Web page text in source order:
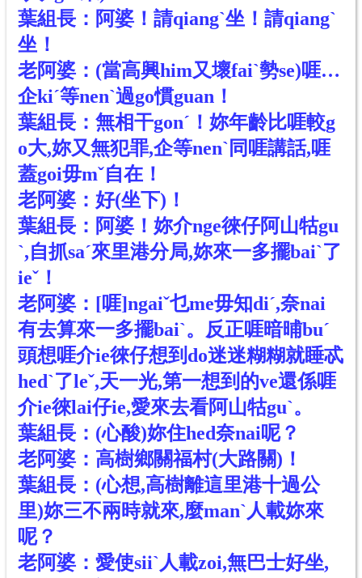
葉組長：阿婆！請qiangˋ坐！請qiangˋ
坐！
老阿婆：(當高興him又壞faiˋ勢se)啀…
企kiˊ等nenˋ過go慣guan！
葉組長：無相干gonˊ！妳年齡比啀較g
o大,妳又無犯罪,企等nenˋ同啀講話,啀
蓋goi毋mˇ自在！
老阿婆：好(坐下)！
葉組長：阿婆！妳介nge徠仔阿山牯gu
ˋ,自抓saˊ來里港分局,妳來一多擺baiˋ了
ieˇ！
老阿婆：[啀]ngaiˇ乜me毋知diˊ,奈nai
有去算來一多擺baiˋ。反正啀暗晡buˊ
頭想啀介ie徠仔想到do迷迷糊糊就睡忒
hedˋ了leˇ,天一光,第一想到的ve還係啀
介ie徠lai仔ie,愛來去看阿山牯guˋ。
葉組長：(心酸)妳住hed奈nai呢？
老阿婆：高樹鄉關福村(大路關)！
葉組長：(心想,高樹離這里港十過公
里)妳三不兩時就來,麼manˋ人載妳來
呢？
老阿婆：愛使siiˋ人載zoi,無巴士好坐,